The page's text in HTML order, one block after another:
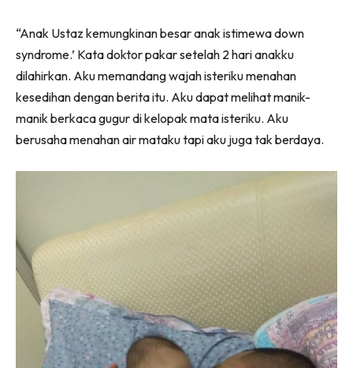
“Anak Ustaz kemungkinan besar anak istimewa down
syndrome.’ Kata doktor pakar setelah 2 hari anakku
dilahirkan. Aku memandang wajah isteriku menahan
kesedihan dengan berita itu. Aku dapat melihat manik-
manik berkaca gugur di kelopak mata isteriku. Aku
berusaha menahan air mataku tapi aku juga tak berdaya.